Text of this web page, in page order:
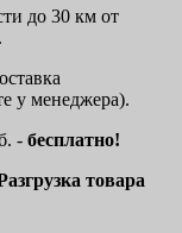
до 30 км от
у менеджера).
- бесплатно!
товара